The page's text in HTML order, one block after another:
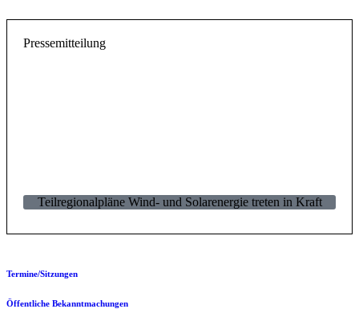
Pressemitteilung
Teilregionalpläne Wind- und Solarenergie treten in Kraft
Termine/Sitzungen
Öffentliche Bekanntmachungen